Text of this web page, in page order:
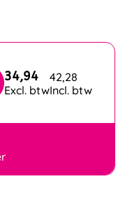
34,94
Excl. btw
42,28
Incl. btw